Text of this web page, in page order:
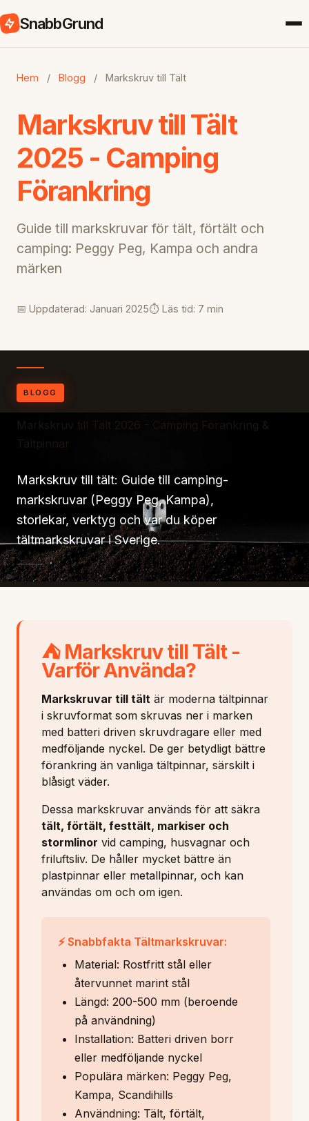
SnabbGrund
Hem / Blogg / Markskruv till Tält
Markskruv till Tält
2025 - Camping
Förankring
Guide till markskruvar för tält, förtält och
camping: Peggy Peg, Kampa och andra
märken
📅 Uppdaterad: Januari 2025⏱️ Läs tid: 7 min
BLOGG
Markskruv till Tält 2026 - Camping Förankring &
Tältpinnar
Markskruv till tält: Guide till camping-
markskruvar (Peggy Peg, Kampa),
storlekar, verktyg och var du köper
tältmarkskruvar i Sverige.
⛺ Markskruv till Tält -
Varför Använda?
Markskruvar till tält är moderna tältpinnar
i skruvformat som skruvas ner i marken
med batteri driven skruvdragare eller med
medföljande nyckel. De ger betydligt bättre
förankring än vanliga tältpinnar, särskilt i
blåsigt väder.
Dessa markskruvar används för att säkra
tält, förtält, festtält, markiser och
stormlinor vid camping, husvagnar och
friluftsliv. De håller mycket bättre än
plastpinnar eller metallpinnar, och kan
användas om och om igen.
⚡ Snabbfakta Tältmarkskruvar:
Material: Rostfritt stål eller
återvunnet marint stål
Längd: 200-500 mm (beroende
på användning)
Installation: Batteri driven borr
eller medföljande nyckel
Populära märken: Peggy Peg,
Kampa, Scandihills
Användning: Tält, förtält,